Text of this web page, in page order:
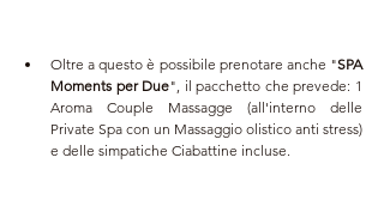
Oltre a questo è possibile prenotare anche "SPA
Moments per Due", il pacchetto che prevede: 1
Aroma Couple Massagge (all'interno delle
Private Spa con un Massaggio olistico anti stress)
e delle simpatiche Ciabattine incluse.